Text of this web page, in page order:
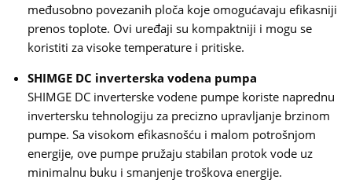
međusobno povezanih ploča koje omogućavaju efikasniji
prenos toplote. Ovi uređaji su kompaktniji i mogu se
koristiti za visoke temperature i pritiske.
SHIMGE DC inverterska vodena pumpa
SHIMGE DC inverterske vodene pumpe koriste naprednu
invertersku tehnologiju za precizno upravljanje brzinom
pumpe. Sa visokom efikasnošću i malom potrošnjom
energije, ove pumpe pružaju stabilan protok vode uz
minimalnu buku i smanjenje troškova energije.